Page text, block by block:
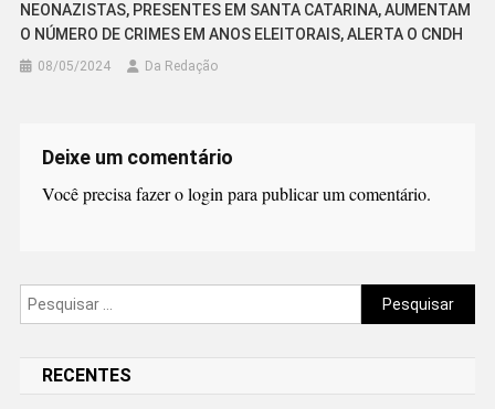
NEONAZISTAS, PRESENTES EM SANTA CATARINA, AUMENTAM
O NÚMERO DE CRIMES EM ANOS ELEITORAIS, ALERTA O CNDH
08/05/2024 Da Redação
Deixe um comentário
Você precisa fazer ologinpara publicar um comentário.
Pesquisar
por:
RECENTES